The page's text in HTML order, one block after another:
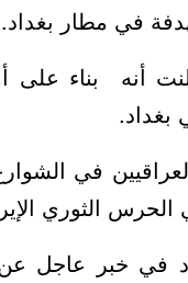
في مطار بغداد.
أنه بناء على
في
الحرس الثوري
في خبر عاجل